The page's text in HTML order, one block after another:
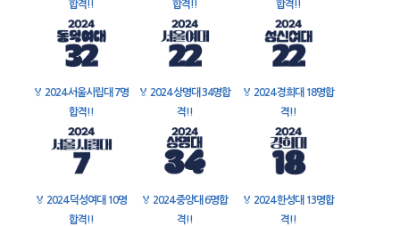
합격!!
합격!!
합격!!
🏅 2024 서울시립대 7명
합격!!
🏅 2024 상명대 34명합
격!!
🏅 2024 경희대 18명합
격!!
🏅 2024 덕성여대 10명
합격!!
🏅 2024 중앙대 6명합
격!!
🏅 2024 한성대 13명합
격!!